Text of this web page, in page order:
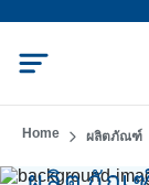
Home ผลิตภัณฑ์